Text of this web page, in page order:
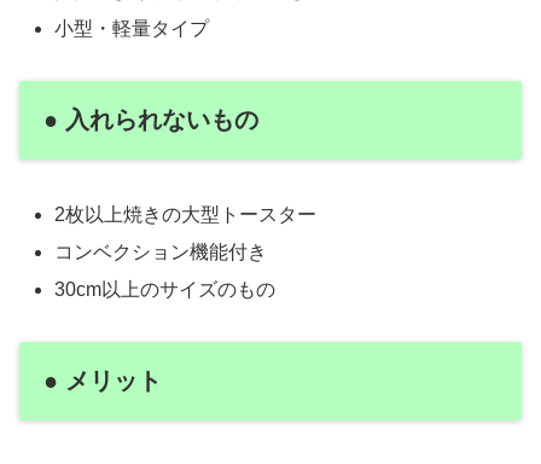
小型・軽量タイプ
● 入れられないもの
2枚以上焼きの大型トースター
コンベクション機能付き
30cm以上のサイズのもの
● メリット